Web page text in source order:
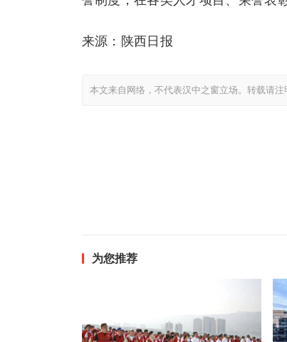
来源：陕西日报
本文来自网络，不代表汉中之窗立场。转载请注
为您推荐